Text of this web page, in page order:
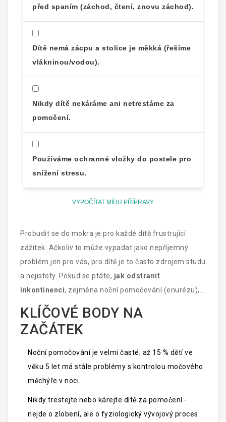
před spaním (záchod, čtení, znovu záchod).
Dítě nemá zácpu a stolice je měkká (řešíme
vlákninou/vodou).
Nikdy dítě nekáráme ani netrestáme za
pomočení.
Používáme ochranné vložky do postele pro
snížení stresu.
VYPOČÍTAT MÍRU PŘÍPRAVY
Probudit se do mokra je pro každé dítě frustrující
zážitek. Ačkoliv to může vypadat jako nepříjemný
problém jen pro vás, pro dítě je to často zdrojem studu
a nejistoty. Pokud se ptáte, jak odstranit
inkontinenci, zejména noční pomočování (enurézu),
jste na správném místě. Tento článek vám poskytne
jasný návod, jak postupovat, kdy vyhledat pomoc
lékaře a které metody skutečně fungují.
KLÍČOVÉ BODY NA
ZAČÁTEK
Noční pomočování je velmi časté; až 15 % dětí ve
věku 5 let má stále problémy s kontrolou močového
měchýře v noci.
Nikdy trestejte nebo kárejte dítě za pomočení -
nejde o zlobení, ale o fyziologický vývojový proces.